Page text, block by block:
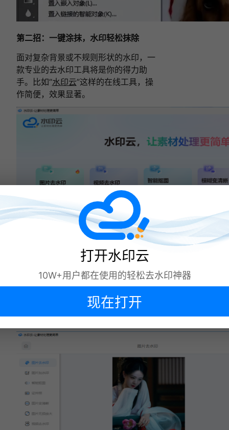
第二招：一键涂抹，水印轻松抹除
面对复杂背景或不规则形状的水印，一
款专业的去水印工具将是你的得力助
手。比如“水印云”这样的在线工具，操
作简便，效果显著。
上传图片后，选择“涂抹”功能，调整画
笔大小，轻轻一抹，水印即刻被覆盖,
击去水印按钮，
打开水印云
10W+用户都在使用的轻松去水印神器
现在打开
下次再说